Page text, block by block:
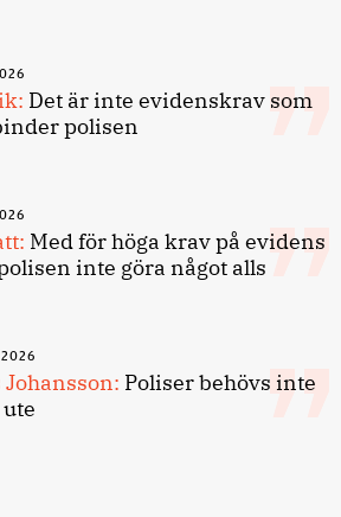
Det är inte evidenskrav som
polisen
Med för höga krav på evidens
inte göra något alls
Johansson: Poliser behövs inte